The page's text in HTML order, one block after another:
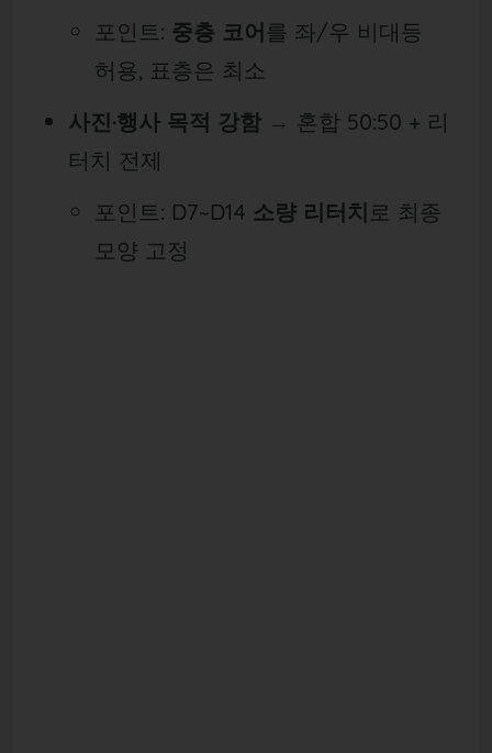
포인트: 중층 코어를 좌/우 비대등
허용, 표층은 최소
사진·행사 목적 강함→ 혼합 50:50 + 리
터치 전제
포인트: D7~D14 소량 리터치 로 최종
모양 고정